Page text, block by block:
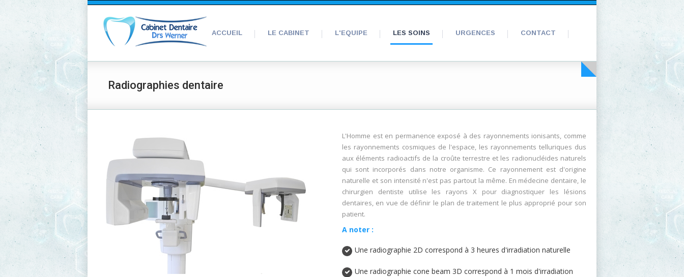
ACCUEIL LE CABINET L'EQUIPE LES SOINS URGENCES CONTACT
Radiographies dentaire
L'Homme est en permanence exposé à des rayonnements ionisants, comme
les rayonnements cosmiques de l'espace, les rayonnements telluriques dus
aux éléments radioactifs de la croûte terrestre et les radionucléides naturels
qui sont incorporés dans notre organisme. Ce rayonnement est d'origine
naturelle et son intensité n'est pas partout la même. En médecine dentaire, le
chirurgien dentiste utilise les rayons X pour diagnostiquer les lésions
dentaires, en vue de définir le plan de traitement le plus approprié pour son
patient.
A noter :
Une radiographie 2D correspond à 3 heures d'irradiation naturelle
Une radiographie cone beam 3D correspond à 1 mois d'irradiation